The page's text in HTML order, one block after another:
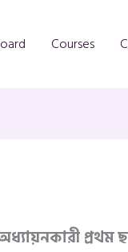
Courses
প্রথম